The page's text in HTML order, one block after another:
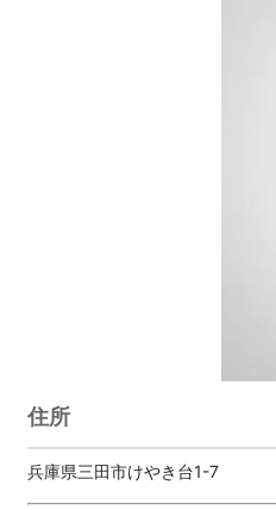
住所
兵庫県三田市けやき台1-7